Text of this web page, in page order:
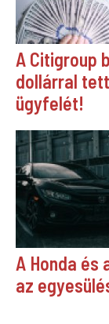
A Citigroup
dollárral
ügyfelét!
A Honda
az